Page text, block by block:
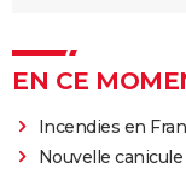
EN CE
Incendies en
Nouvelle canicule